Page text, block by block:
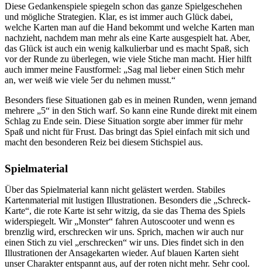
Diese Gedankenspiele spiegeln schon das ganze Spielgeschehen
und mögliche Strategien. Klar, es ist immer auch Glück dabei,
welche Karten man auf die Hand bekommt und welche Karten man
nachzieht, nachdem man mehr als eine Karte ausgespielt hat. Aber,
das Glück ist auch ein wenig kalkulierbar und es macht Spaß, sich
vor der Runde zu überlegen, wie viele Stiche man macht. Hier hilft
auch immer meine Faustformel: „Sag mal lieber einen Stich mehr
an, wer weiß wie viele 5er du nehmen musst.“
Besonders fiese Situationen gab es in meinen Runden, wenn jemand
mehrere „5“ in den Stich warf. So kann eine Runde direkt mit einem
Schlag zu Ende sein. Diese Situation sorgte aber immer für mehr
Spaß und nicht für Frust. Das bringt das Spiel einfach mit sich und
macht den besonderen Reiz bei diesem Stichspiel aus.
Spielmaterial
Über das Spielmaterial kann nicht gelästert werden. Stabiles
Kartenmaterial mit lustigen Illustrationen. Besonders die „Schreck-
Karte“, die rote Karte ist sehr witzig, da sie das Thema des Spiels
widerspiegelt. Wir „Monster“ fahren Autoscooter und wenn es
brenzlig wird, erschrecken wir uns. Sprich, machen wir auch nur
einen Stich zu viel „erschrecken“ wir uns. Dies findet sich in den
Illustrationen der Ansagekarten wieder. Auf blauen Karten sieht
unser Charakter entspannt aus, auf der roten nicht mehr. Sehr cool.